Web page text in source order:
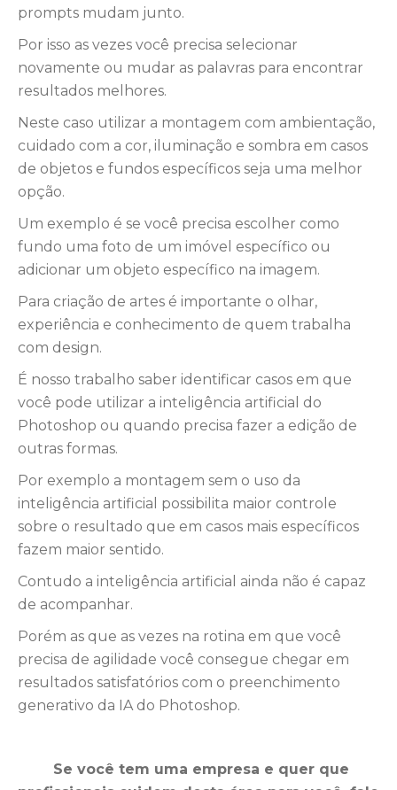
prompts mudam junto.
Por isso as vezes você precisa selecionar
novamente ou mudar as palavras para encontrar
resultados melhores.
Neste caso utilizar a montagem com ambientação,
cuidado com a cor, iluminação e sombra em casos
de objetos e fundos específicos seja uma melhor
opção.
Um exemplo é se você precisa escolher como
fundo uma foto de um imóvel específico ou
adicionar um objeto específico na imagem.
Para criação de artes é importante o olhar,
experiência e conhecimento de quem trabalha
com design.
É nosso trabalho saber identificar casos em que
você pode utilizar a inteligência artificial do
Photoshop ou quando precisa fazer a edição de
outras formas.
Por exemplo a montagem sem o uso da
inteligência artificial possibilita maior controle
sobre o resultado que em casos mais específicos
fazem maior sentido.
Contudo a inteligência artificial ainda não é capaz
de acompanhar.
Porém as que as vezes na rotina em que você
precisa de agilidade você consegue chegar em
resultados satisfatórios com o preenchimento
generativo da IA do Photoshop.
Se você tem uma empresa e quer que